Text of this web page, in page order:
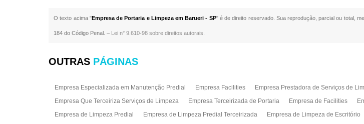
O texto acima "Empresa de Portaria e Limpeza em Barueri - SP" é de direito reservado. Sua reprodução, parcial ou total,
184 do Código Penal. – Lei n° 9.610-98 sobre direitos autorais
OUTRAS PÁGINAS
Empresa Especializada em Manutenção Predial Empresa Facilities Empresa Prestadora de Serviços de
Empresa Que Terceiriza Serviços de Limpeza
Empresa Terceirizada de Portaria Empresa de Facilities
Empresa de Limpeza Predial
Empresa de Limpeza Predial Terceirizada Empresa de Limpeza de Escritório